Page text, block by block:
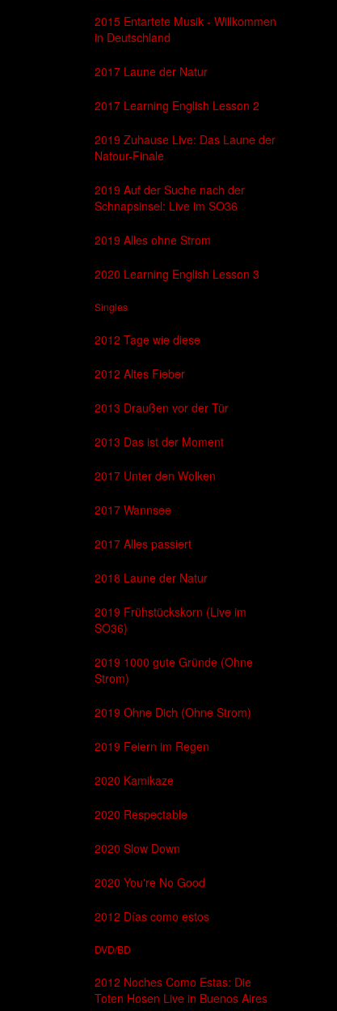
2015 Entartete Musik - Willkommen
in Deutschland
2017 Laune der Natur
2017 Learning English Lesson 2
2019 Zuhause Live: Das Laune der
Natour-Finale
2019 Auf der Suche nach der
Schnapsinsel: Live im SO36
2019 Alles ohne Strom
2020 Learning English Lesson 3
Singles
2012 Tage wie diese
2012 Altes Fieber
2013 Draußen vor der Tür
2013 Das ist der Moment
2017 Unter den Wolken
2017 Wannsee
2017 Alles passiert
2018 Laune der Natur
2019 Frühstückskorn (Live im
SO36)
2019 1000 gute Gründe (Ohne
Strom)
2019 Ohne Dich (Ohne Strom)
2019 Feiern im Regen
2020 Kamikaze
2020 Respectable
2020 Slow Down
2020 You're No Good
2012 Días como estos
DVD/BD
2012 Noches Como Estas: Die
Toten Hosen Live in Buenos Aires